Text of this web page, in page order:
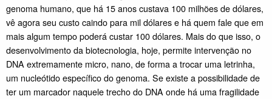
genoma humano, que há 15 anos custava 100 milhões de dólares,
vê agora seu custo caindo para mil dólares e há quem fale que em
mais algum tempo poderá custar 100 dólares. Mais do que isso, o
desenvolvimento da biotecnologia, hoje, permite intervenção no
DNA extremamente micro, nano, de forma a trocar uma letrinha,
um nucleótido específico do genoma. Se existe a possibilidade de
ter um marcador naquele trecho do DNA onde há uma fragilidade